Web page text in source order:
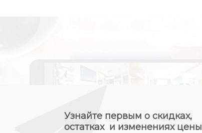
Узнайте первым о скидках,
остатках и изменениях цены